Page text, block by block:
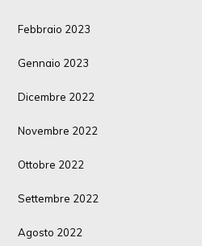
Febbraio 2023
Gennaio 2023
Dicembre 2022
Novembre 2022
Ottobre 2022
Settembre 2022
Agosto 2022